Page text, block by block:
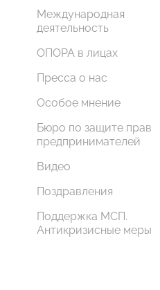
Международная
деятельность
ОПОРА в лицах
Пресса о нас
Особое мнение
Бюро по защите прав
предпринимателей
Видео
Поздравления
Поддержка МСП.
Антикризисные меры